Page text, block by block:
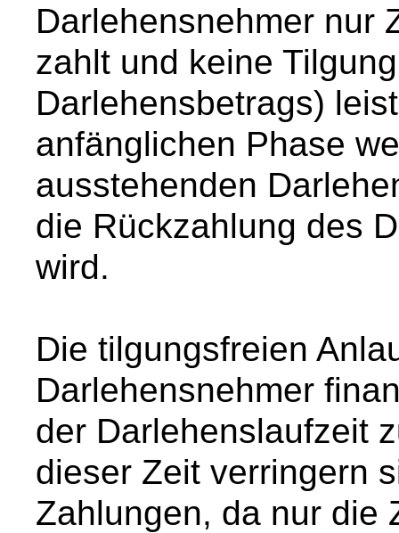
Darlehensnehmer nur
zahlt und keine
Darlehensbetrags)
anfänglichen Phase
ausstehenden
die Rückzahlung des
wird.
Die tilgungsfreien
Darlehensnehmer
der Darlehenslaufzeit
dieser Zeit verringern
Zahlungen, da nur die